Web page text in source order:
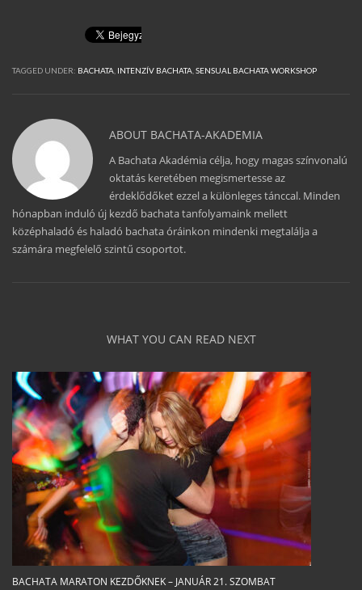
TAGGED UNDER: BACHATA INTENZÍV BACHATA SENSUAL BACHATA WORKSHOP
ABOUT BACHATA-AKADEMIA
A Bachata Akadémia célja, hogy magas színvonalú
oktatás keretében megismertesse az
érdeklődőket ezzel a különleges tánccal. Minden
hónapban induló új kezdő bachata tanfolyamaink mellett
középhaladó és haladó bachata óráinkon mindenki megtalálja a
számára megfelelő szintű csoportot.
WHAT YOU CAN READ NEXT
BACHATA MARATON KEZDŐKNEK – JANUÁR 21. SZOMBAT